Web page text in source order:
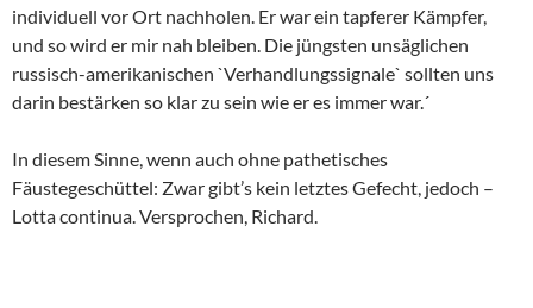
individuell vor Ort nachholen. Er war ein tapferer Kämpfer,
und so wird er mir nah bleiben. Die jüngsten unsäglichen
russisch-amerikanischen `Verhandlungssignale` sollten uns
darin bestärken so klar zu sein wie er es immer war.´
In diesem Sinne, wenn auch ohne pathetisches
Fäustegeschüttel: Zwar gibt’s kein letztes Gefecht, jedoch –
Lotta continua. Versprochen, Richard.